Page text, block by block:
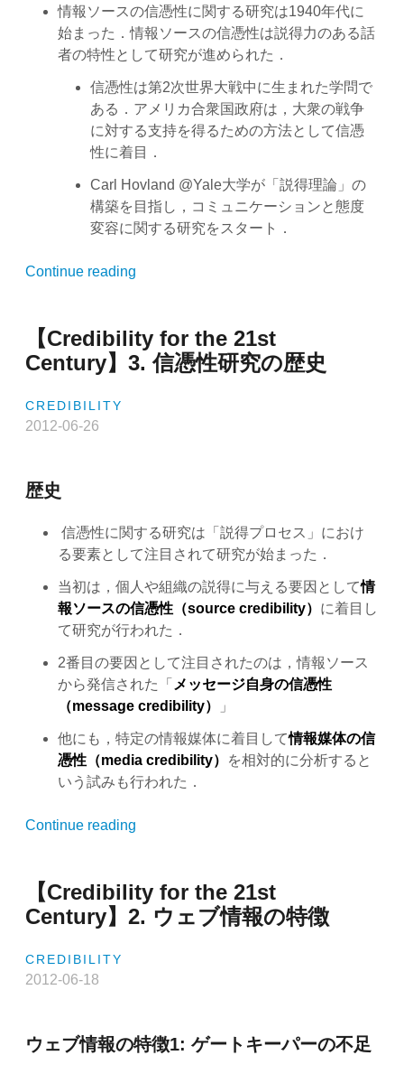
係
る
様々
な
要
素”
情報ソースの信憑性に関する研究は1940年代に
始まった．情報ソースの信憑性は説得力のある話
者の特性として研究が進められた．
信憑性は第2次世界大戦中に生まれた学問で
ある．アメリカ合衆国政府は，大衆の戦争
に対する支持を得るための方法として信憑
性に着目．
Carl Hovland @Yale大学が「説得理論」の
構築を目指し，コミュニケーションと態度
変容に関する研究をスタート．
Continue reading
21st
Century】
信
憑
【Credibility for the 21st
Century】3. 信憑性研究の歴史
CREDIBILITY
2012-06-26
歴史
信憑性に関する研究は「説得プロセス」におけ
る要素として注目されて研究が始まった．
当初は，個人や組織の説得に与える要因として情
報ソースの信憑性（source credibility） に着目し
て研究が行われた．
2番目の要因として注目されたのは，情報ソース
から発信された「 メッセージ自身の信憑性
（message credibility）
」
他にも，特定の情報媒体に着目して情報媒体の信
憑性（media credibility）
を相対的に分析すると
いう試みも行われた．
Continue reading
21st
Century】
究
【Credibility for the 21st
Century】2. ウェブ情報の特徴
CREDIBILITY
2012-06-18
ウェブ情報の特徴1: ゲートキーパーの不足